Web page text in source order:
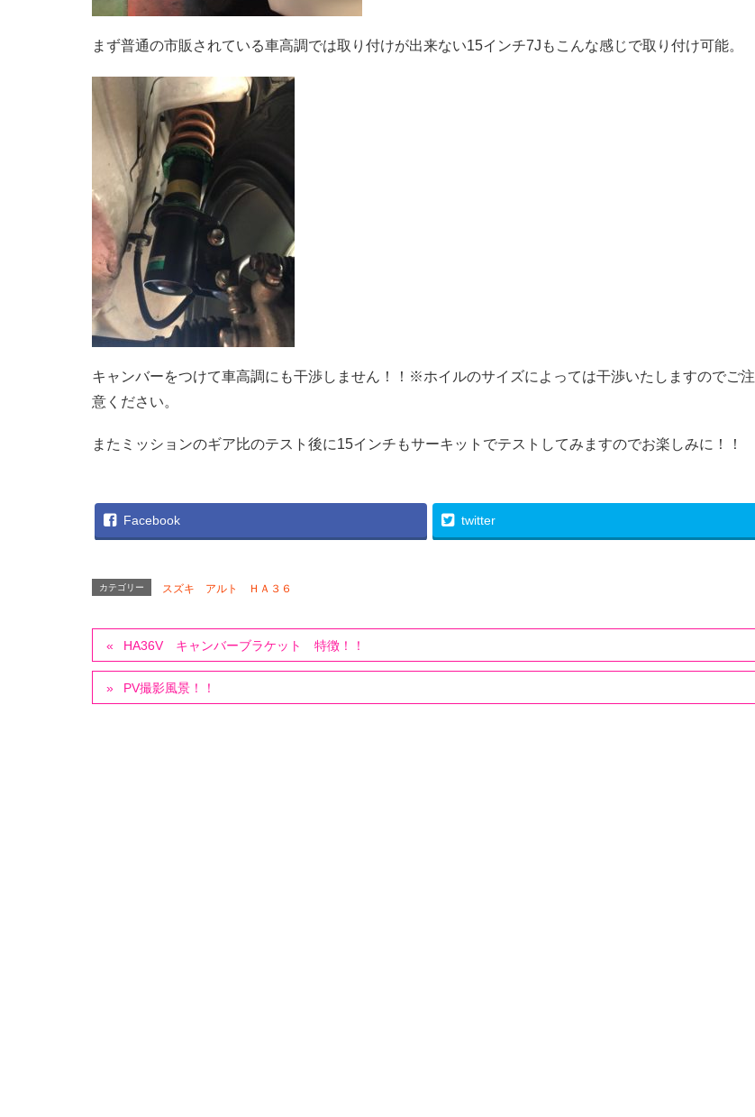
まず普通の市販されている車高調では取り付けが出来ない15インチ7Jもこんな感じで取り付け可能。
キャンバーをつけて車高調にも干渉しません！！※ホイルのサイズによっては干渉いたしますのでご注
意ください。
またミッションのギア比のテスト後に15インチもサーキットでテストしてみますのでお楽しみに！！
Facebook twitter
カテゴリー スズキ アルト ＨＡ３６
HA36V キャンバーブラケット 特徴！！
PV撮影風景！！